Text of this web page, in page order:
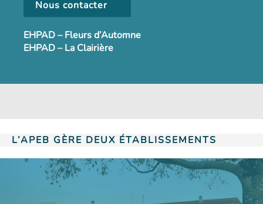
Nous contacter
EHPAD – Fleurs d’Automne
EHPAD – La Clairière
L’APEB GÈRE DEUX ÉTABLISSEMENTS